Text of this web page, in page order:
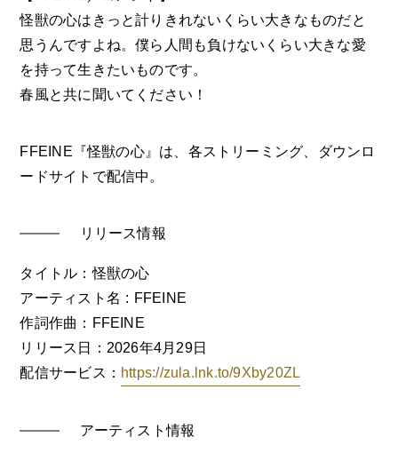
怪獣の心はきっと計りきれないくらい大きなものだと
思うんですよね。僕ら人間も負けないくらい大きな愛
を持って生きたいものです。
春風と共に聞いてください！
FFEINE『怪獣の心』は、各ストリーミング、ダウンロ
ードサイトで配信中。
リリース情報
タイトル：怪獣の心
アーティスト名 : FFEINE
作詞作曲：FFEINE
リリース日：2026年4月29日
配信サービス： https://zula.lnk.to/9Xby20ZL
アーティスト情報